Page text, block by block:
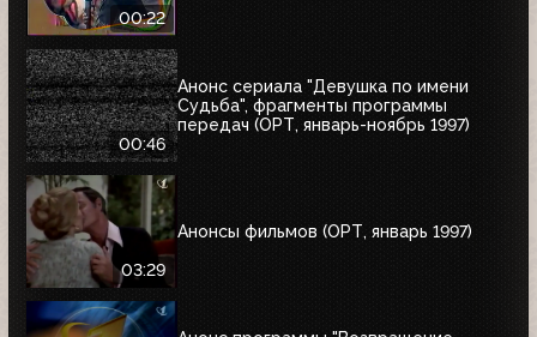
00:22
00:46
Анонс сериала "Девушка по имени
Судьба", фрагменты программы
передач (ОРТ, январь-ноябрь 1997)
03:29
Анонсы фильмов (ОРТ, январь 1997)